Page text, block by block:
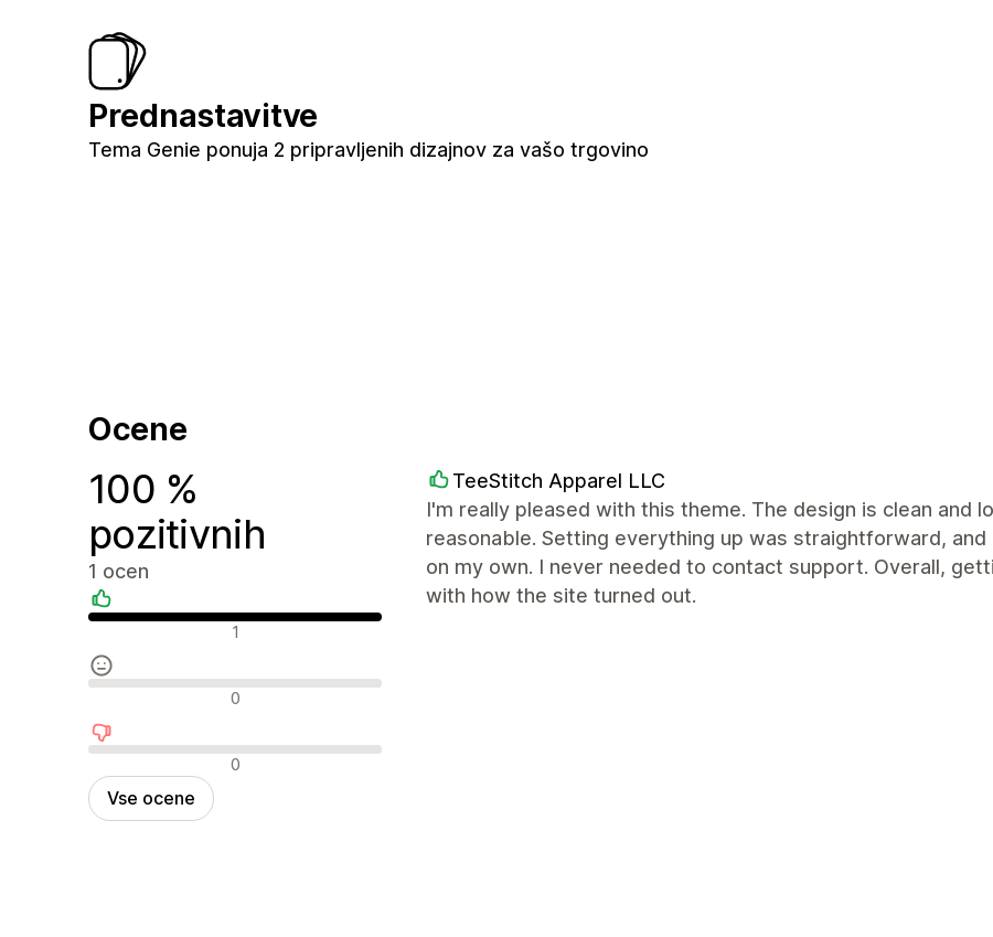
Prednastavitve
Tema Genie ponuja 2 pripravljenih dizajnov za vašo trgovino
Ocene
100 %
pozitivnih
1 ocen
Pozitivne ocene 1
Nevtralne ocene 0
Negativne ocene 0
Vse ocene
TeeStitch Apparel LLC
I'm really pleased with this theme. The design is clean and
reasonable. Setting everything up was straightforward,
on my own. I never needed to contact support. Overall,
with how the site turned out.